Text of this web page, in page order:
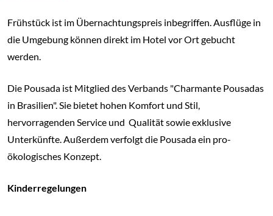
Frühstück ist im Übernachtungspreis inbegriffen. Ausflüge in
die Umgebung können direkt im Hotel vor Ort gebucht
werden.
Die Pousada ist Mitglied des Verbands "Charmante Pousadas
in Brasilien". Sie bietet hohen Komfort und Stil,
hervorragenden Service und Qualität sowie exklusive
Unterkünfte. Außerdem verfolgt die Pousada ein pro-
ökologisches Konzept.
Kinderregelungen